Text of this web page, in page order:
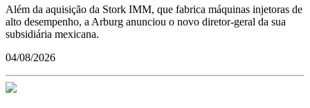
Além da aquisição da Stork IMM, que fabrica máquinas injetoras de
alto desempenho, a Arburg anunciou o novo diretor-geral da sua
subsidiária mexicana.
04/08/2026